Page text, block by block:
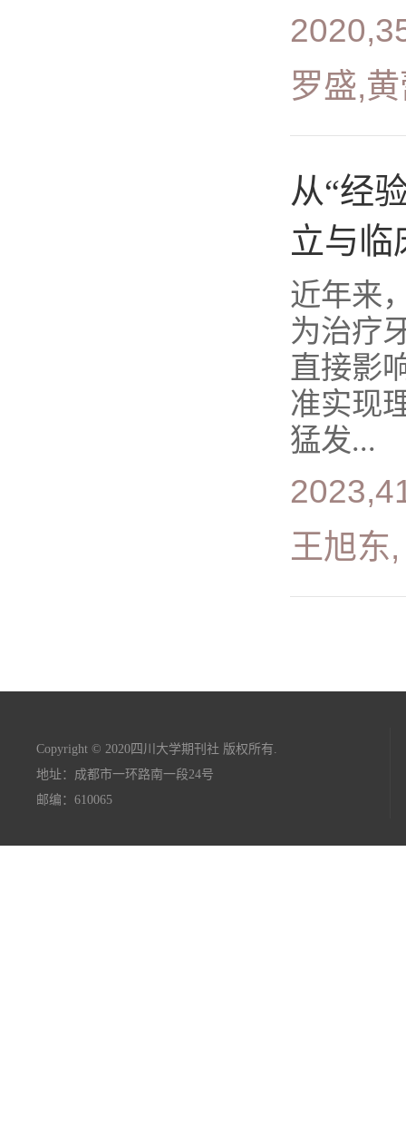
罗盛,
从“经
立与临
近年来
为治疗
直接影
准实现
猛发...
王旭东
Copyright © 2020四川大学期刊社 版权所有.
地址：成都市一环路南一段24号
邮编：610065